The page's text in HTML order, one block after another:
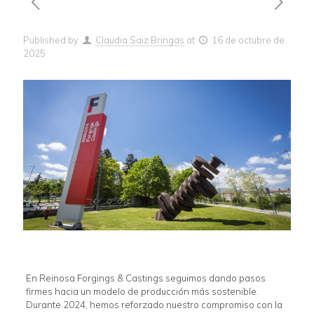
Published by Claudia Saiz Bringas at
16 de octubre de
2025
En Reinosa Forgings & Castings seguimos dando pasos
firmes hacia un modelo de producción más sostenible.
Durante 2024, hemos reforzado nuestro compromiso con la